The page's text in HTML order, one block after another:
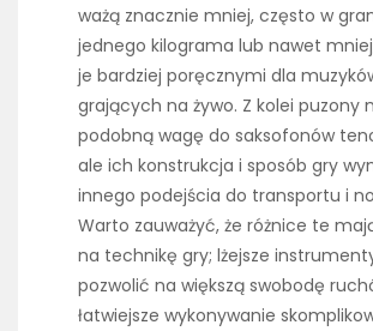
ważą znacznie mniej, często w
jednego kilograma lub nawet
je bardziej poręcznymi dla
grających na żywo. Z kolei puzony
podobną wagę do saksofonów
ale ich konstrukcja i sposób gry
innego podejścia do transportu i
Warto zauważyć, że różnice te
na technikę gry; lżejsze
pozwolić na większą swobodę
łatwiejsze wykonywanie